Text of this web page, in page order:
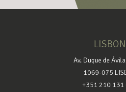
LISBON
Av. Duque de
1069-075
+351 210 131